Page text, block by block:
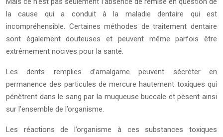
la cause qui a conduit à la maladie dentaire qui est
incompréhensible. Certaines méthodes de traitement dentaire
sont également douteuses et peuvent même parfois être
extrêmement nocives pour la santé.
Les dents remplies d’amalgame peuvent sécréter en
permanence des particules de mercure hautement toxiques qui
pénètrent dans le sang par la muqueuse buccale et pèsent ainsi
sur l’ensemble de l’organisme.
Les réactions de l’organisme à ces substances toxiques